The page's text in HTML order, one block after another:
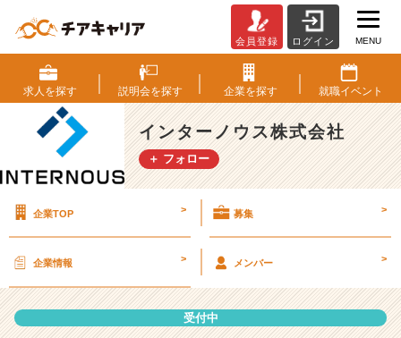
ン
タ
ー
ノ
ウ
ス
社
明
会
詳
会員登録 ログイン MENU
求人を探す 説明会を探す 企業を探す 就職イベント
インターノウス株式会社
＋ フォロー
企業TOP > 募集 >
企業情報 > メンバー >
受付中